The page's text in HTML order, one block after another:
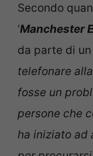
Secondo
‘Manchester
da parte di un
telefonare
fosse un
persone che
ha iniziato ad